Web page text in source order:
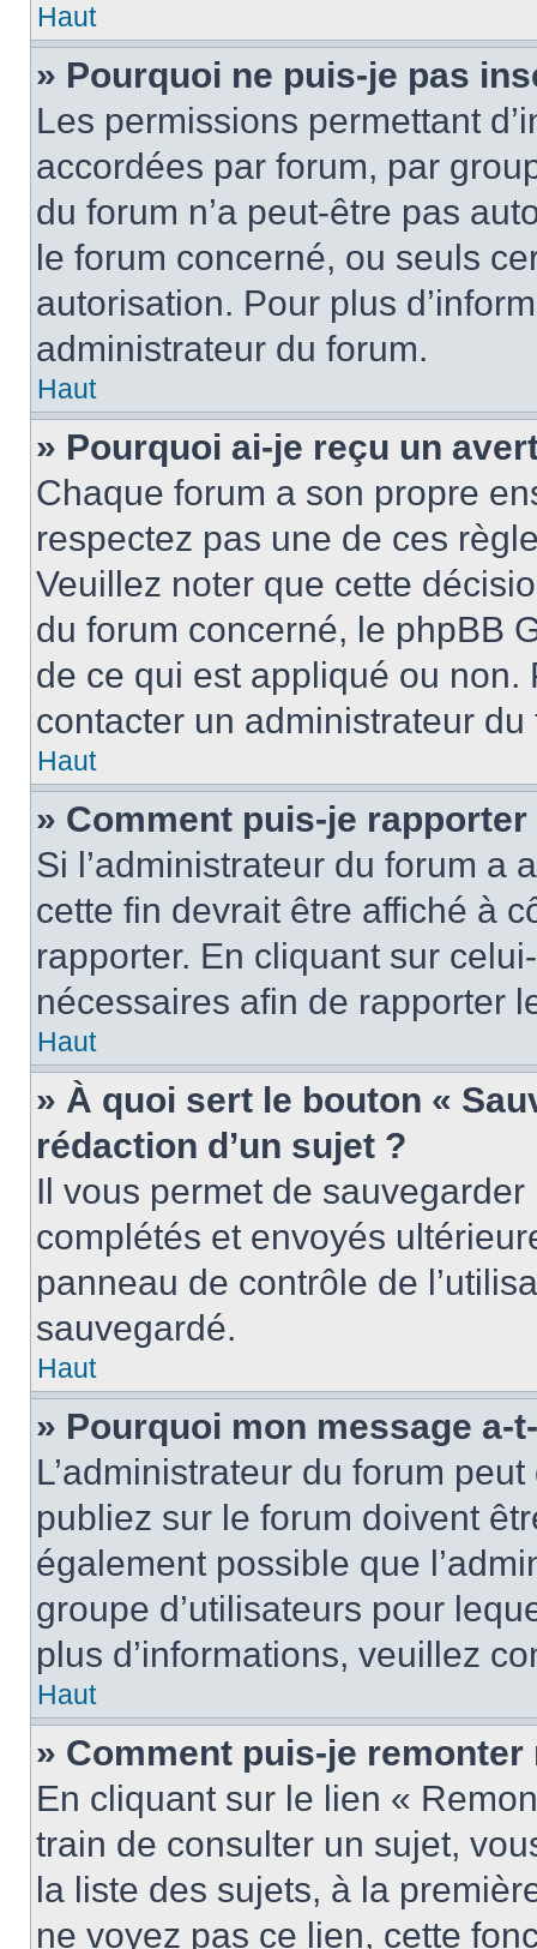
Haut
» Pourquoi ne puis-je pas
Les permissions permettant
accordées par forum, par
du forum n’a peut-être pas
le forum concerné, ou seuls
autorisation. Pour plus
administrateur du forum.
Haut
» Pourquoi ai-je reçu un
Chaque forum a son propre
respectez pas une de ces
Veuillez noter que cette
du forum concerné, le phpBB
de ce qui est appliqué ou non.
contacter un administrateur du
Haut
» Comment puis-je
Si l’administrateur du forum a
cette fin devrait être affiché à
rapporter. En cliquant sur
nécessaires afin de rapporter
Haut
» À quoi sert le bouton «
rédaction d’un sujet ?
Il vous permet de
complétés et envoyés
panneau de contrôle de
sauvegardé.
Haut
» Pourquoi mon message a-
L’administrateur du forum
publiez sur le forum doivent
également possible que
groupe d’utilisateurs pour
plus d’informations, veuillez
Haut
» Comment puis-je
En cliquant sur le lien «
train de consulter un sujet,
la liste des sujets, à la
ne voyez pas ce lien, cette